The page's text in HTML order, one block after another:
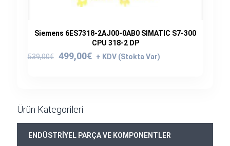
Siemens 6ES7318-2AJ00-0AB0 SIMATIC S7-300
CPU 318-2 DP
539,00€ Orijinal
499,00€
Şu
Ürün Kategorileri
ENDÜSTRİYEL PARÇA VE KOMPONENTLER